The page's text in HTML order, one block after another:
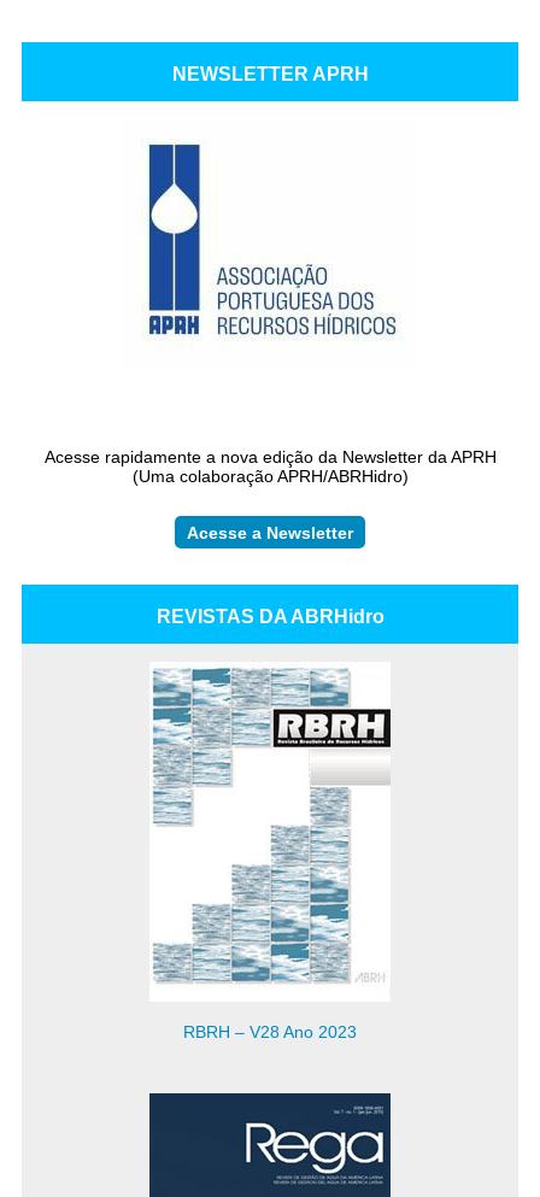
NEWSLETTER APRH
Acesse rapidamente a nova edição da Newsletter da APRH
(Uma colaboração APRH/ABRHidro)
Acesse a Newsletter
REVISTAS DA ABRHidro
RBRH – V28 Ano 2023